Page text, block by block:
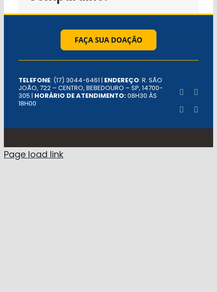
FAÇA SUA DOAÇÃO
TELEFONE: (17) 3044-6461 | ENDEREÇO: R. SÃO
JOÃO, 722 – CENTRO, BEBEDOURO – SP, 14700-
305 | HORÁRIO DE ATENDIMENTO:08H30 ÀS
18H00
Page load link